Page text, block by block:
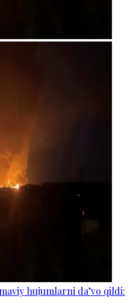
hujumlarni da’vo qildi: